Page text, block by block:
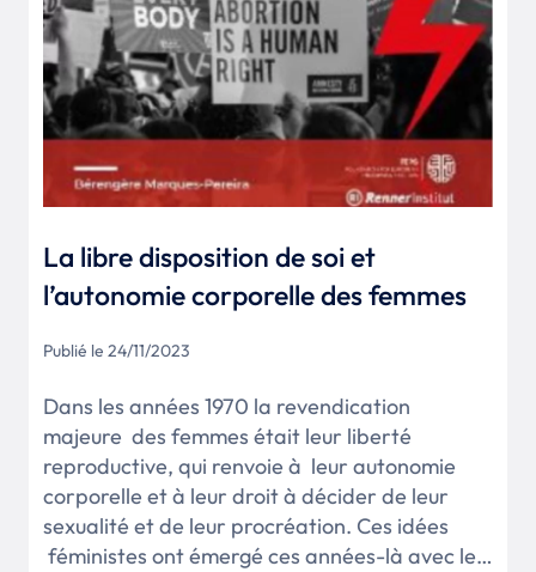
La libre disposition de soi et
l’autonomie corporelle des femmes
Publié le 24/11/2023
Dans les années 1970 la revendication
majeure des femmes était leur liberté
reproductive, qui renvoie à leur autonomie
corporelle et à leur droit à décider de leur
sexualité et de leur procréation. Ces idées
féministes ont émergé ces années-là avec le…